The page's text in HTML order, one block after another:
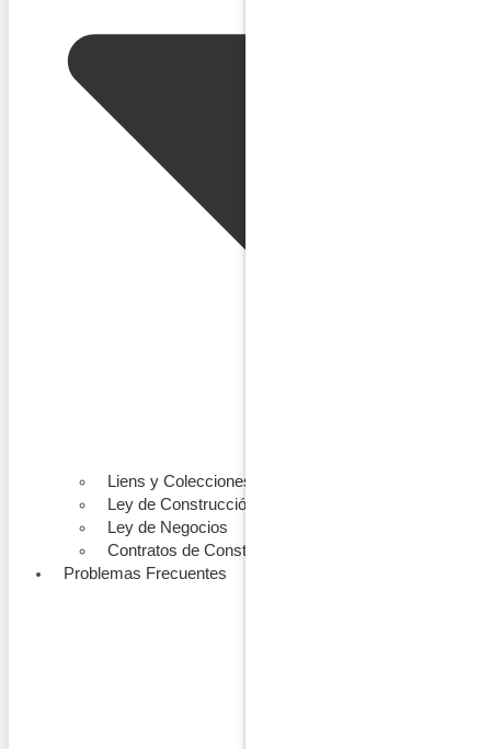
Liens y Colecciones
Ley de Construcción
Ley de Negocios
Contratos de Construcción
Problemas Frecuentes